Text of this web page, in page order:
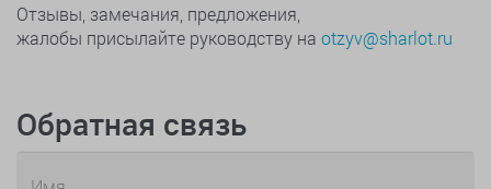
Отзывы, замечания, предложения,
жалобы присылайте руководству на otzyv@sharlot.ru
Обратная связь